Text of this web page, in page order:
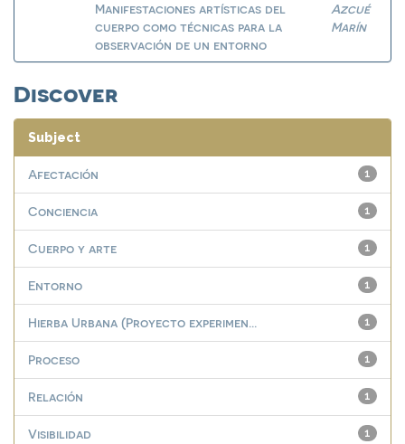
Manifestaciones artísticas del
cuerpo como técnicas para la
observación de un entorno
Azcué
Marín
Discover
Subject
1
Afectación
1
Conciencia
1
Cuerpo y arte
1
Entorno
1
Hierba Urbana (Proyecto experimen...
1
Proceso
1
Relación
1
Visibilidad